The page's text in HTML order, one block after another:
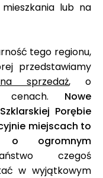
lub na
tego regionu,
przedstawiamy
sprzedaż, o
cenach. Nowe
Porębie
miejscach to
o ogromnym
czegoś
w wyjątkowym